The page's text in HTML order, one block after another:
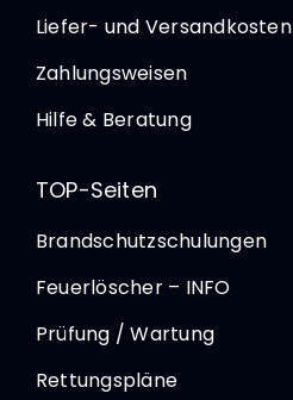
Liefer- und Versandkosten
Zahlungsweisen
Hilfe & Beratung
TOP-Seiten
Brandschutzschulungen
Feuerlöscher – INFO
Prüfung / Wartung
Rettungspläne